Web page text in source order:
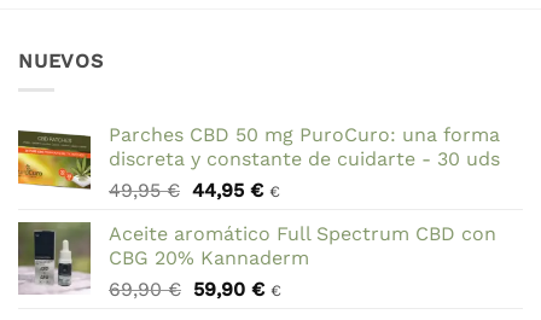
NUEVOS
Parches CBD 50 mg PuroCuro: una forma
discreta y constante de cuidarte - 30 uds
49,95€ El
original
era:
49,95 €.
44,95 €El
actual
es:
44,95 €.
€
Aceite aromático Full Spectrum CBD con
CBG 20% Kannaderm
69,90€ El
59,90 €El
€